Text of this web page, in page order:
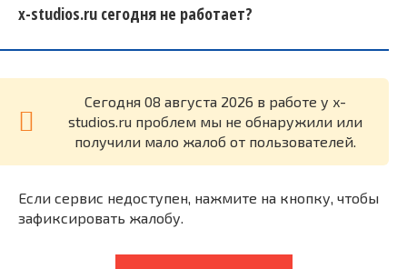
x-studios.ru сегодня не работает?
Cегодня 08 августа 2026 в работе у x-
studios.ru проблем мы не обнаружили или
получили мало жалоб от пользователей.
Если сервис недоступен, нажмите на кнопку, чтобы
зафиксировать жалобу.